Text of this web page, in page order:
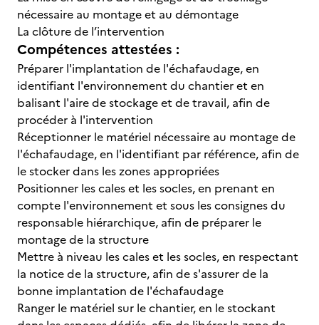
nécessaire au montage et au démontage
La clôture de l’intervention
Compétences attestées :
Préparer l'implantation de l'échafaudage, en
identifiant l'environnement du chantier et en
balisant l'aire de stockage et de travail, afin de
procéder à l'intervention
Réceptionner le matériel nécessaire au montage de
l'échafaudage, en l'identifiant par référence, afin de
le stocker dans les zones appropriées
Positionner les cales et les socles, en prenant en
compte l'environnement et sous les consignes du
responsable hiérarchique, afin de préparer le
montage de la structure
Mettre à niveau les cales et les socles, en respectant
la notice de la structure, afin de s'assurer de la
bonne implantation de l'échafaudage
Ranger le matériel sur le chantier, en le stockant